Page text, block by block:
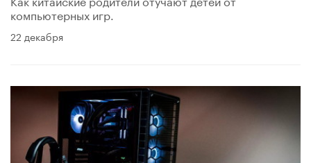
компьютерных игр.
22 декабря